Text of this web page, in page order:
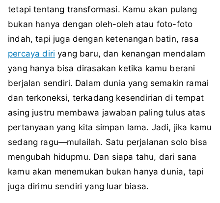
tetapi tentang transformasi. Kamu akan pulang
bukan hanya dengan oleh-oleh atau foto-foto
indah, tapi juga dengan ketenangan batin, rasa
percaya diri yang baru, dan kenangan mendalam
yang hanya bisa dirasakan ketika kamu berani
berjalan sendiri. Dalam dunia yang semakin ramai
dan terkoneksi, terkadang kesendirian di tempat
asing justru membawa jawaban paling tulus atas
pertanyaan yang kita simpan lama. Jadi, jika kamu
sedang ragu—mulailah. Satu perjalanan solo bisa
mengubah hidupmu. Dan siapa tahu, dari sana
kamu akan menemukan bukan hanya dunia, tapi
juga dirimu sendiri yang luar biasa.